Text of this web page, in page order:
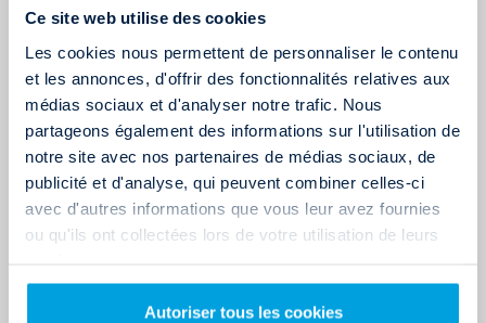
Ce site web utilise des cookies
Les cookies nous permettent de personnaliser le contenu
et les annonces, d'offrir des fonctionnalités relatives aux
médias sociaux et d'analyser notre trafic. Nous
partageons également des informations sur l'utilisation de
notre site avec nos partenaires de médias sociaux, de
publicité et d'analyse, qui peuvent combiner celles-ci
avec d'autres informations que vous leur avez fournies
ou qu'ils ont collectées lors de votre utilisation de leurs
Autoriser tous les cookies
pendant l'utilisation.
Pour vous guider dans votre choix, nous vous invitons à examiner
dernières contiennent toutes les informations nécessaires pour